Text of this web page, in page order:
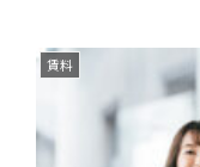
賃料